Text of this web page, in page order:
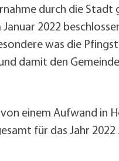
durch die Stadt
2022
was die
damit den
einem Aufwand in
für das Jahr